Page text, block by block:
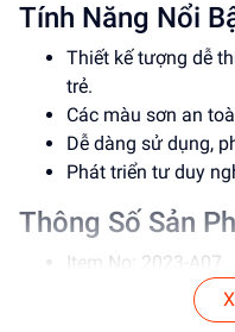
Tính Năng Nổi
Thiết kế tượng dễ
trẻ.
Các màu sơn an
Dễ dàng sử dụng,
Phát triển tư duy
Thông Số Sản
Item No: 2023-A07
Loại: Đồ chơi tô
Chất liệu: Nhựa an